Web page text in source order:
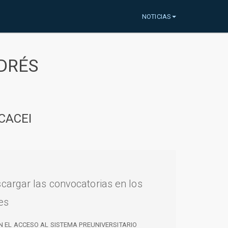
NOTICIAS
las convocatorias en los
EL ACCESO AL SISTEMA PREUNIVERSITARIO